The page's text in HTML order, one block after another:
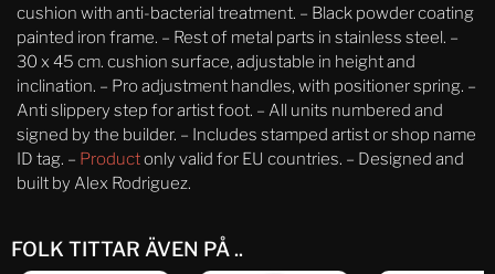
cushion with anti-bacterial treatment. – Black powder coating
painted iron frame. – Rest of metal parts in stainless steel. –
30 x 45 cm. cushion surface, adjustable in height and
inclination. – Pro adjustment handles, with positioner spring. –
Anti slippery step for artist foot. – All units numbered and
signed by the builder. – Includes stamped artist or shop name
ID tag. – Productonly valid for EU countries. – Designed and
built by Alex Rodriguez.
FOLK TITTAR ÄVEN PÅ ..